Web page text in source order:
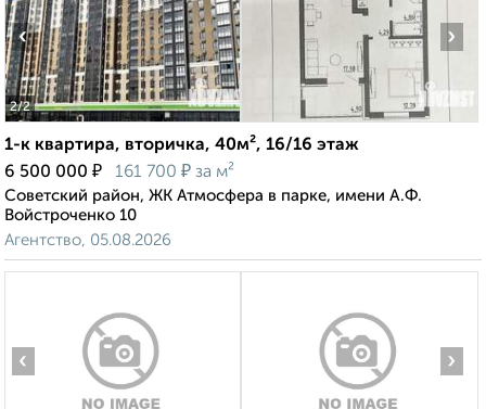
2/2
‹ ›
1-к квартира, вторичка, 40м², 16/16 этаж
6 500 000 ₽ 161 700 ₽ за м²
Советский район, ЖК Атмосфера в парке, имени А.Ф.
Войстроченко 10
Агентство, 05.08.2026
‹ ›